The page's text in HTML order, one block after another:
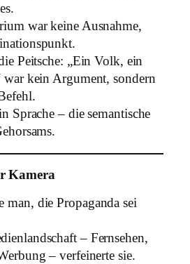
war keine Ausnahme,
Peitsche: „Ein Volk, ein
war kein Argument, sondern
Sprache – die semantische
Kamera
man, die Propaganda sei
– Fernsehen,
– verfeinerte sie.